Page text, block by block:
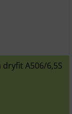
dryfit A506/6,5S